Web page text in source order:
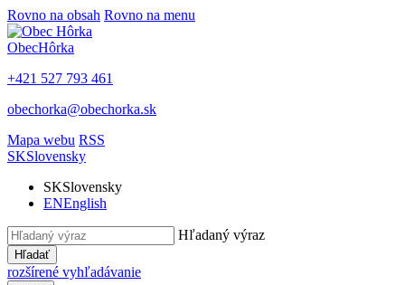
Rovno na obsah Rovno na menu
ObecHôrka
+421 527 793 461
obechorka@obechorka.sk
Mapa webu RSS
SKSlovensky
SKSlovensky
ENEnglish
Hľadaný výraz
Hľadať
rozšírené vyhľadávanie